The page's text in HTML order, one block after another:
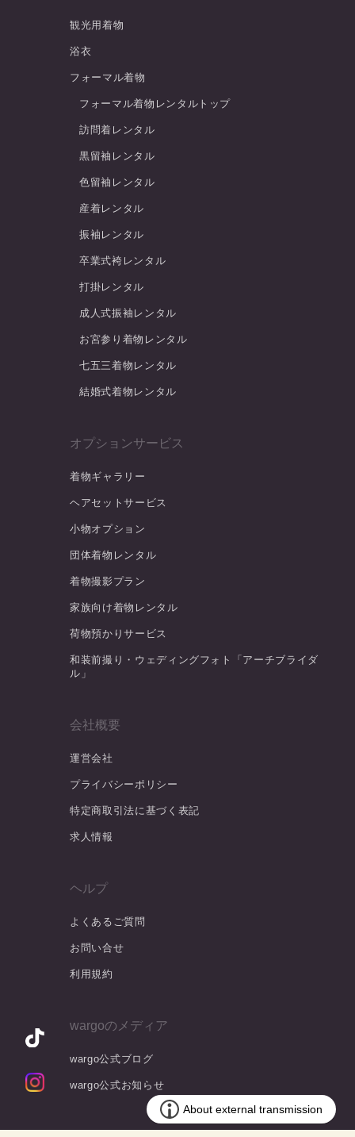
観光用着物
浴衣
フォーマル着物
フォーマル着物レンタルトップ
訪問着レンタル
黒留袖レンタル
色留袖レンタル
産着レンタル
振袖レンタル
卒業式袴レンタル
打掛レンタル
成人式振袖レンタル
お宮参り着物レンタル
七五三着物レンタル
結婚式着物レンタル
オプションサービス
着物ギャラリー
ヘアセットサービス
小物オプション
団体着物レンタル
着物撮影プラン
家族向け着物レンタル
荷物預かりサービス
和装前撮り・ウェディングフォト「アーチブライダ
ル」
会社概要
運営会社
プライバシーポリシー
特定商取引法に基づく表記
求人情報
ヘルプ
よくあるご質問
お問い合せ
利用規約
wargoのメディア
wargo公式ブログ
wargo公式お知らせ